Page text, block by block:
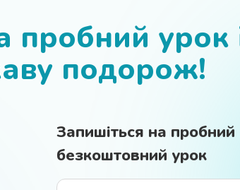
пробний урок
подорож!
Запишіться на пробний
безкоштовний урок